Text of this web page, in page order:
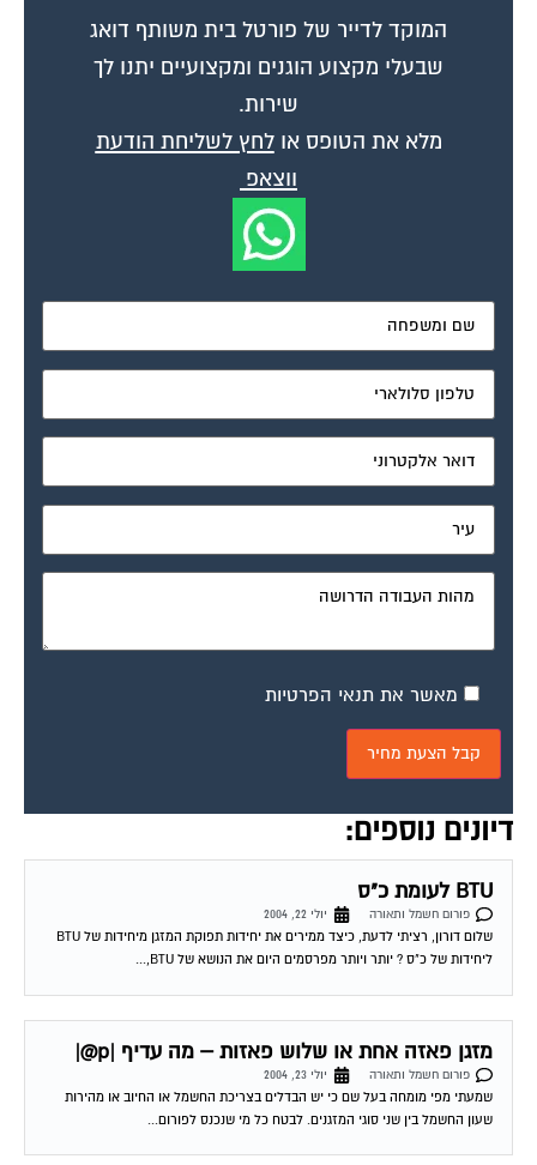
המוקד לדייר של פורטל בית משותף דואג
שבעלי מקצוע הוגנים ומקצועיים יתנו לך
שירות.
מלא את הטופס אולחץ לשליחת הודעת
ווצאפ
מאשר את תנאי הפרטיות
דיונים נוספים:
BTU לעומת כ"ס
פורום חשמל ותאורה
יולי 22, 2004
שלום דורון, רציתי לדעת, כיצד ממירים את יחידות תפוקת המזגן מיחידות של BTU
ליחידות של כ"ס ? יותר ויותר מפרסמים היום את הנושא של BTU,...
מזגן פאזה אחת או שלוש פאזות – מה עדיף |p@|
פורום חשמל ותאורה
יולי 23, 2004
שמעתי מפי מומחה בעל שם כי יש הבדלים בצריכת החשמל או החיוב או מהירות
שעון החשמל בין שני סוגי המזגנים. לבטח כל מי שנכנס לפורום...